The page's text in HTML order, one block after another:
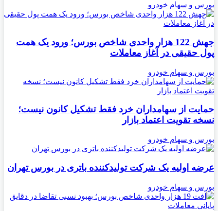
بورس و سهام خودرو
جهش 122 هزار واحدی شاخص بورس؛ ورود یک همت
پول حقیقی در آغاز معاملات
بورس و سهام خودرو
حمایت از سهامداران خرد فقط تشکیل کانون نیست؛
نسخه تقویت اعتماد بازار
بورس و سهام خودرو
عرضه اولیه یک شرکت تولیدکننده باتری در بورس تهران
بورس و سهام خودرو